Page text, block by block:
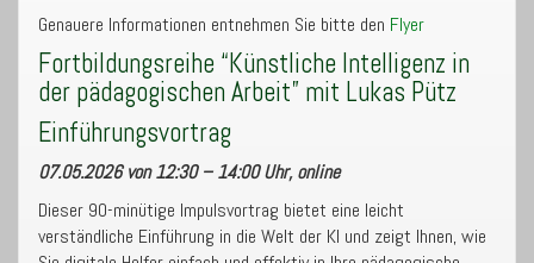
Genauere Informationen entnehmen Sie bitte den Flyer
Fortbildungsreihe “Künstliche Intelligenz in
der pädagogischen Arbeit” mit Lukas Pütz
Einführungsvortrag
07.05.2026 von 12:30 – 14:00 Uhr, online
Dieser 90-minütige Impulsvortrag bietet eine leicht
verständliche Einführung in die Welt der KI und zeigt Ihnen, wie